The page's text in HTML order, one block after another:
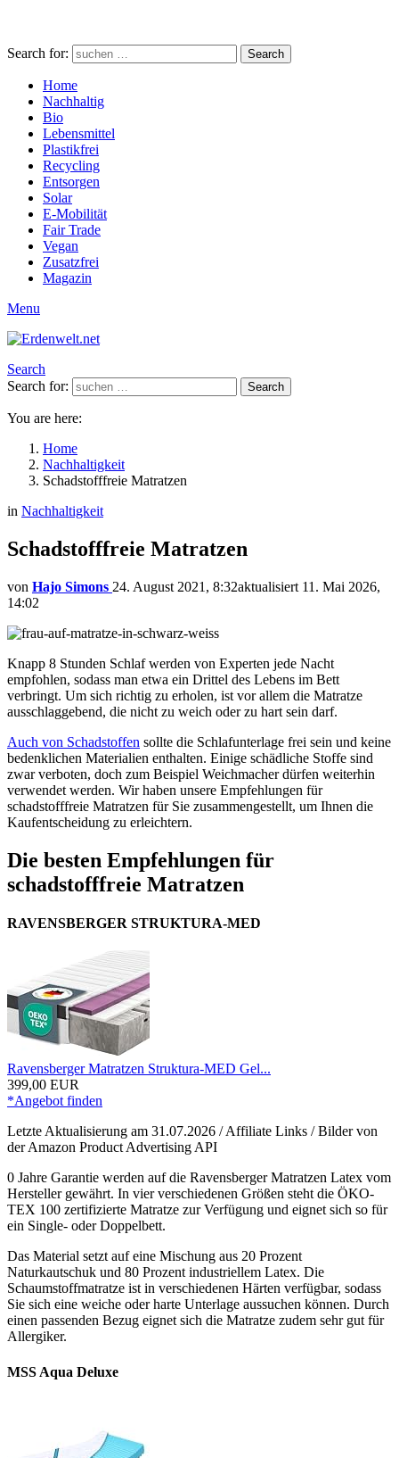
Search for: Search
Home
Nachhaltig
Bio
Lebensmittel
Plastikfrei
Recycling
Entsorgen
Solar
E-Mobilität
Fair Trade
Vegan
Zusatzfrei
Magazin
Menu
Search
Search for:
Search
You are here:
Home
Nachhaltigkeit
Schadstofffreie Matratzen
in Nachhaltigkeit
Schadstofffreie Matratzen
von Hajo Simons 24. August 2021, 8:32aktualisiert 11. Mai 2026,
14:02
Knapp 8 Stunden Schlaf werden von Experten jede Nacht
empfohlen, sodass man etwa ein Drittel des Lebens im Bett
verbringt. Um sich richtig zu erholen, ist vor allem die Matratze
ausschlaggebend, die nicht zu weich oder zu hart sein darf.
Auch von Schadstoffen sollte die Schlafunterlage frei sein und keine
bedenklichen Materialien enthalten. Einige schädliche Stoffe sind
zwar verboten, doch zum Beispiel Weichmacher dürfen weiterhin
verwendet werden. Wir haben unsere Empfehlungen für
schadstofffreie Matratzen für Sie zusammengestellt, um Ihnen die
Kaufentscheidung zu erleichtern.
Die besten Empfehlungen für
schadstofffreie Matratzen
RAVENSBERGER STRUKTURA-MED
Ravensberger Matratzen Struktura-MED Gel...
399,00 EUR
*Angebot finden
Letzte Aktualisierung am 31.07.2026 / Affiliate Links / Bilder von
der Amazon Product Advertising API
0 Jahre Garantie werden auf die Ravensberger Matratzen Latex vom
Hersteller gewährt. In vier verschiedenen Größen steht die ÖKO-
TEX 100 zertifizierte Matratze zur Verfügung und eignet sich so für
ein Single- oder Doppelbett.
Das Material setzt auf eine Mischung aus 20 Prozent
Naturkautschuk und 80 Prozent industriellem Latex. Die
Schaumstoffmatratze ist in verschiedenen Härten verfügbar, sodass
Sie sich eine weiche oder harte Unterlage aussuchen können. Durch
einen passenden Bezug eignet sich die Matratze zudem sehr gut für
Allergiker.
MSS Aqua Deluxe